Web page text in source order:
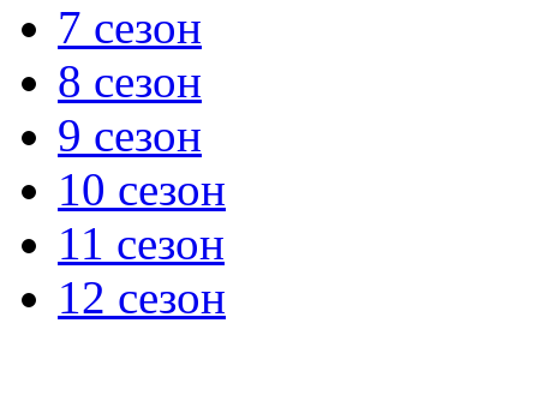
7 сезон
8 сезон
9 сезон
10 сезон
11 сезон
12 сезон